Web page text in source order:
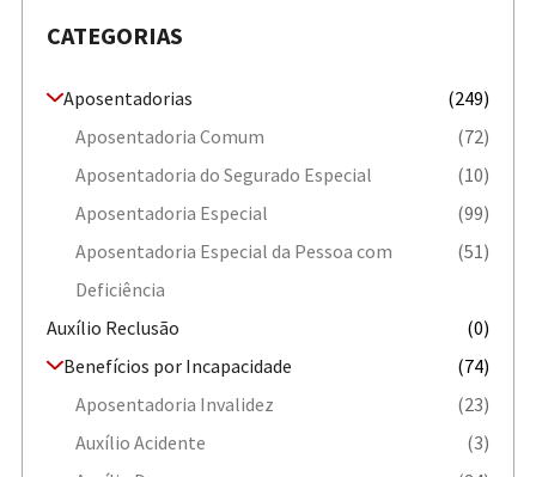
CATEGORIAS
Aposentadorias
(249)
Aposentadoria Comum
(72)
Aposentadoria do Segurado Especial
(10)
Aposentadoria Especial
(99)
Aposentadoria Especial da Pessoa com
Deficiência
(51)
Auxílio Reclusão
(0)
Benefícios por Incapacidade
(74)
Aposentadoria Invalidez
(23)
Auxílio Acidente
(3)